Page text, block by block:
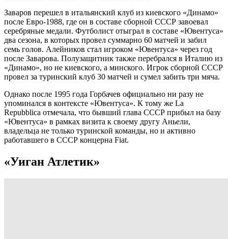
Заваров перешел в итальянский клуб из киевского «Динамо»
после Евро-1988, где он в составе сборной СССР завоевал
серебряные медали. Футболист отыграл в составе «Ювентуса»
два сезона, в которых провел суммарно 60 матчей и забил
семь голов. Алейников стал игроком «Ювентуса» через год
после Заварова. Полузащитник также перебрался в Италию из
«Динамо», но не киевского, а минского. Игрок сборной СССР
провел за туринский клуб 30 матчей и сумел забить три мяча.
Однако после 1995 года Горбачев официально ни разу не
упоминался в контексте «Ювентуса». К тому же La
Repubblica отмечала, что бывший глава СССР прибыл на базу
«Ювентуса» в рамках визита к своему другу Аньели,
владельца не только туринской команды, но и активно
работавшего в СССР концерна Fiat.
«Уиган Атлетик»